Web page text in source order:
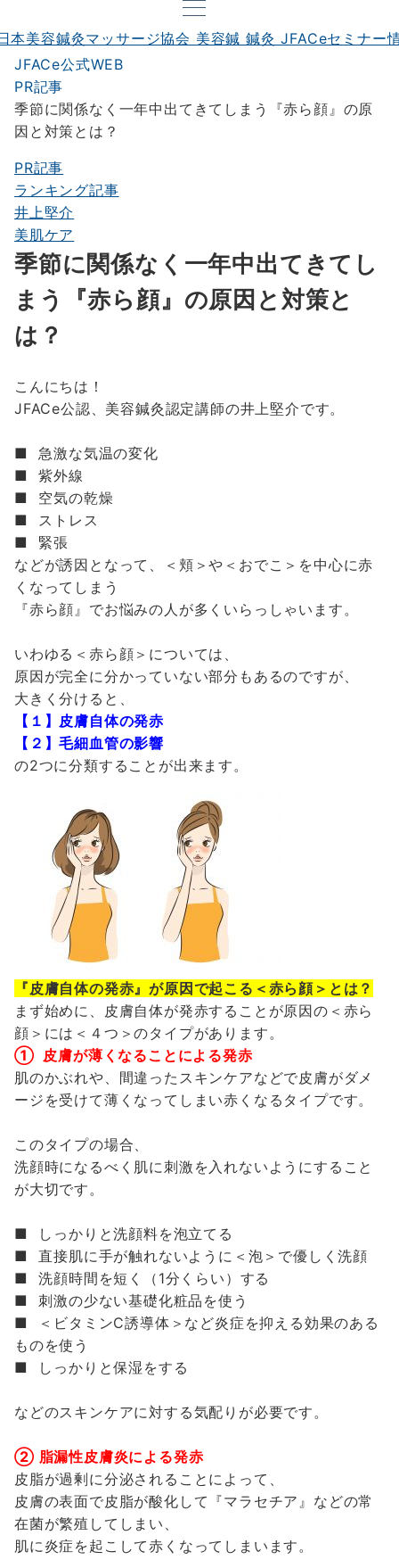
JFACe公式WEB
PR記事
季節に関係なく一年中出てきてしまう『赤ら顔』の原
因と対策とは？
PR記事
ランキング記事
井上堅介
美肌ケア
季節に関係なく一年中出てきてし
まう『赤ら顔』の原因と対策と
は？
こんにちは！
JFACe公認、美容鍼灸認定講師の井上堅介です。
■ 急激な気温の変化
■ 紫外線
■ 空気の乾燥
■ ストレス
■ 緊張
などが誘因となって、＜頬＞や＜おでこ＞を中心に赤
くなってしまう
『赤ら顔』でお悩みの人が多くいらっしゃいます。
いわゆる＜赤ら顔＞については、
原因が完全に分かっていない部分もあるのですが、
大きく分けると、
【１】皮膚自体の発赤
【２】毛細血管の影響
の2つに分類することが出来ます。
『皮膚自体の発赤』が原因で起こる＜赤ら顔＞とは？
まず始めに、皮膚自体が発赤することが原因の＜赤ら
顔＞には＜４つ＞のタイプがあります。
① 皮膚が薄くなることによる発赤
肌のかぶれや、間違ったスキンケアなどで皮膚がダメ
ージを受けて薄くなってしまい赤くなるタイプです。
このタイプの場合、
洗顔時になるべく肌に刺激を入れないようにすること
が大切です。
■ しっかりと洗顔料を泡立てる
■ 直接肌に手が触れないように＜泡＞で優しく洗顔
■ 洗顔時間を短く（1分くらい）する
■ 刺激の少ない基礎化粧品を使う
■ ＜ビタミンC誘導体＞など炎症を抑える効果のある
ものを使う
■ しっかりと保湿をする
などのスキンケアに対する気配りが必要です。
② 脂漏性皮膚炎による発赤
皮脂が過剰に分泌されることによって、
皮膚の表面で皮脂が酸化して『マラセチア』などの常
在菌が繁殖してしまい、
肌に炎症を起こして赤くなってしまいます。